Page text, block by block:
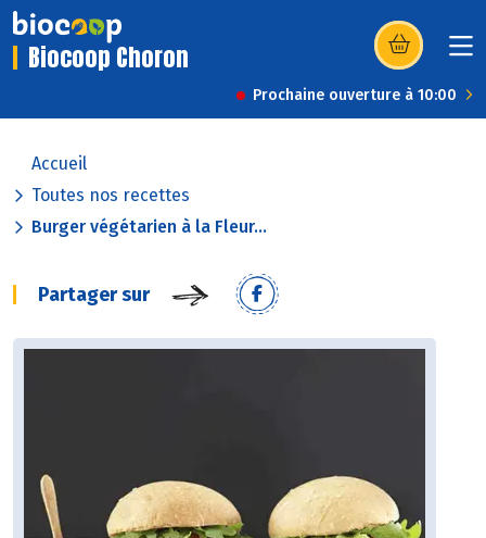
Biocoop Choron (s’ouvre dans
Prochaine ouverture à 10:00
Accueil
Toutes nos recettes
Burger végétarien à la Fleur...
Partager sur